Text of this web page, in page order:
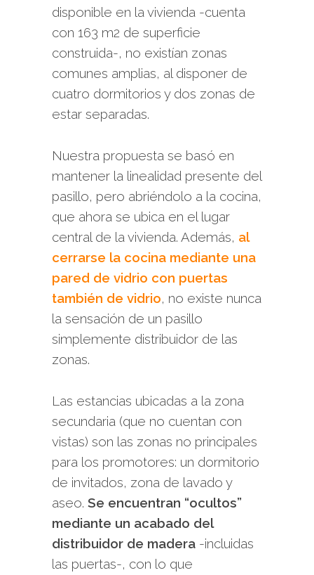
disponible en la vivienda -cuenta
con 163 m2 de superficie
construida-, no existían zonas
comunes amplias, al disponer de
cuatro dormitorios y dos zonas de
estar separadas.
Nuestra propuesta se basó en
mantener la linealidad presente del
pasillo, pero abriéndolo a la cocina,
que ahora se ubica en el lugar
central de la vivienda. Además, al
cerrarse la cocina mediante una
pared de vidrio con puertas
también de vidrio, no existe nunca
la sensación de un pasillo
simplemente distribuidor de las
zonas.
Las estancias ubicadas a la zona
secundaria (que no cuentan con
vistas) son las zonas no principales
para los promotores: un dormitorio
de invitados, zona de lavado y
aseo. Se encuentran “ocultos”
mediante un acabado del
distribuidor de madera -incluidas
las puertas-, con lo que